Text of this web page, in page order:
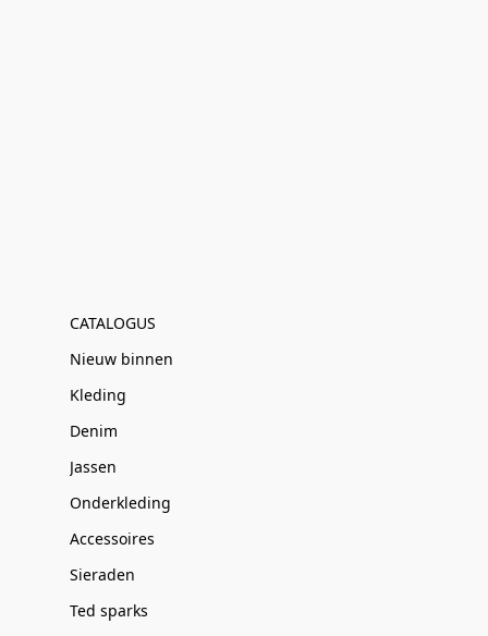
CATALOGUS
Nieuw binnen
Kleding
Denim
Jassen
Onderkleding
Accessoires
Sieraden
Ted sparks